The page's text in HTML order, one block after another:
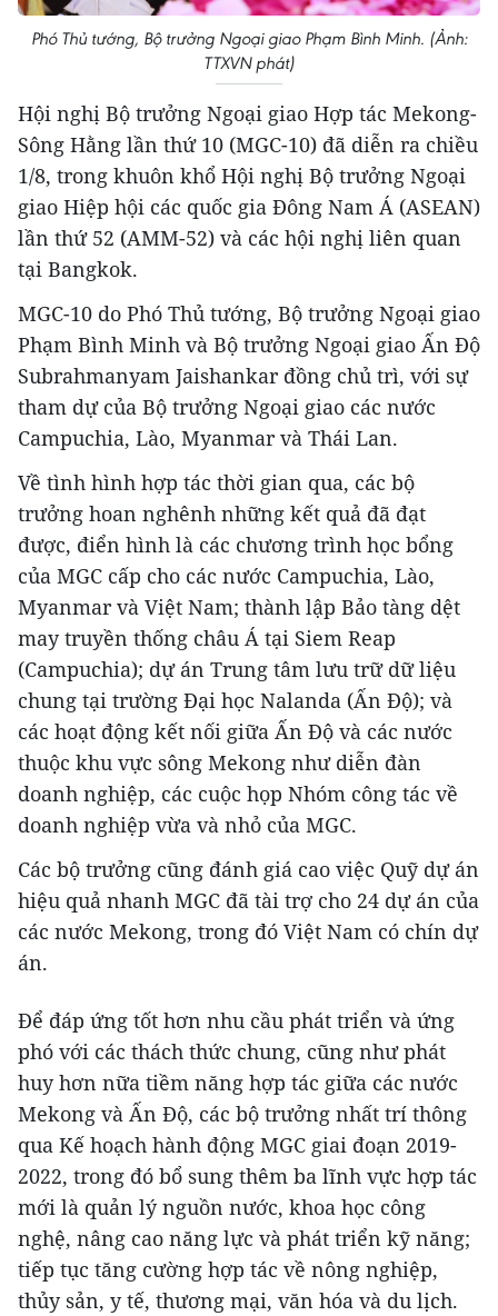
Phó Thủ tướng, Bộ trưởng Ngoại giao Phạm Bình Minh. (Ảnh:
TTXVN phát)
Hội nghị Bộ trưởng Ngoại giao Hợp tác Mekong-
Sông Hằng lần thứ 10 (MGC-10) đã diễn ra chiều
1/8, trong khuôn khổ Hội nghị Bộ trưởng Ngoại
giao Hiệp hội các quốc gia Đông Nam Á (ASEAN)
lần thứ 52 (AMM-52) và các hội nghị liên quan
tại Bangkok.
MGC-10 do Phó Thủ tướng, Bộ trưởng Ngoại giao
Phạm Bình Minh và Bộ trưởng Ngoại giao Ấn Độ
Subrahmanyam Jaishankar đồng chủ trì, với sự
tham dự của Bộ trưởng Ngoại giao các nước
Campuchia, Lào, Myanmar và Thái Lan.
Về tình hình hợp tác thời gian qua, các bộ
trưởng hoan nghênh những kết quả đã đạt
được, điển hình là các chương trình học bổng
của MGC cấp cho các nước Campuchia, Lào,
Myanmar và Việt Nam; thành lập Bảo tàng dệt
may truyền thống châu Á tại Siem Reap
(Campuchia); dự án Trung tâm lưu trữ dữ liệu
chung tại trường Đại học Nalanda (Ấn Độ); và
các hoạt động kết nối giữa Ấn Độ và các nước
thuộc khu vực sông Mekong như diễn đàn
doanh nghiệp, các cuộc họp Nhóm công tác về
doanh nghiệp vừa và nhỏ của MGC.
Các bộ trưởng cũng đánh giá cao việc Quỹ dự án
hiệu quả nhanh MGC đã tài trợ cho 24 dự án của
các nước Mekong, trong đó Việt Nam có chín dự
án.
Để đáp ứng tốt hơn nhu cầu phát triển và ứng
phó với các thách thức chung, cũng như phát
huy hơn nữa tiềm năng hợp tác giữa các nước
Mekong và Ấn Độ, các bộ trưởng nhất trí thông
qua Kế hoạch hành động MGC giai đoạn 2019-
2022, trong đó bổ sung thêm ba lĩnh vực hợp tác
mới là quản lý nguồn nước, khoa học công
nghệ, nâng cao năng lực và phát triển kỹ năng;
tiếp tục tăng cường hợp tác về nông nghiệp,
thủy sản, y tế, thương mại, văn hóa và du lịch.